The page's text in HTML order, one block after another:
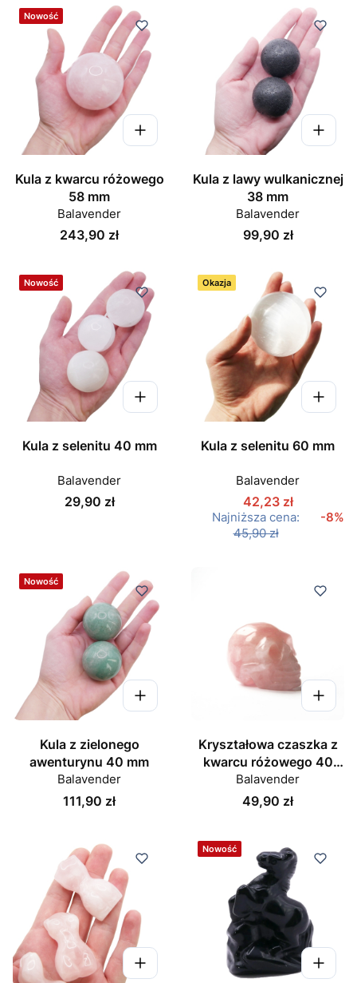
Nowość
Kula z kwarcu różowego
58 mm
Balavender
Cena
243,90 zł
Kula z lawy wulkanicznej
38 mm
Balavender
Cena
99,90 zł
Nowość
Kula z selenitu 40 mm
Balavender
Cena
29,90 zł
Okazja
Kula z selenitu 60 mm
Balavender
42,23 zł
Najniższa cena:
45,90 zł
-8%
Nowość
Kula z zielonego
awenturynu 40 mm
Balavender
Cena
111,90 zł
Kryształowa czaszka z
kwarcu różowego 40
mm
Balavender
Cena
49,90 zł
Nowość